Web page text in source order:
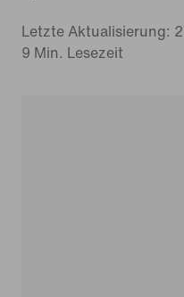
Letzte Aktualisierung:
9 Min. Lesezeit